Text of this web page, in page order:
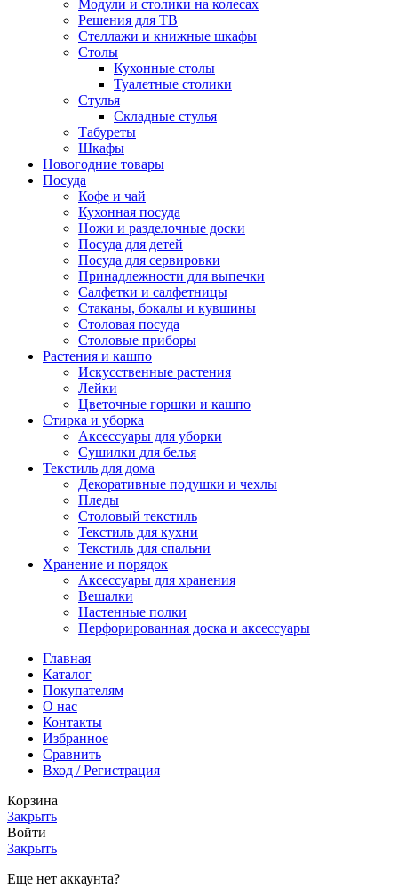
Модули и столики на колесах
Решения для ТВ
Стеллажи и книжные шкафы
Столы
Кухонные столы
Туалетные столики
Стулья
Складные стулья
Табуреты
Шкафы
Новогодние товары
Посуда
Кофе и чай
Кухонная посуда
Ножи и разделочные доски
Посуда для детей
Посуда для сервировки
Принадлежности для выпечки
Салфетки и салфетницы
Стаканы, бокалы и кувшины
Столовая посуда
Столовые приборы
Растения и кашпо
Искусственные растения
Лейки
Цветочные горшки и кашпо
Стирка и уборка
Аксессуары для уборки
Сушилки для белья
Текстиль для дома
Декоративные подушки и чехлы
Пледы
Столовый текстиль
Текстиль для кухни
Текстиль для спальни
Хранение и порядок
Аксессуары для хранения
Вешалки
Настенные полки
Перфорированная доска и аксессуары
Главная
Каталог
Покупателям
О нас
Контакты
Избранное
Сравнить
Вход / Регистрация
Корзина
Закрыть
Войти
Закрыть
Еще нет аккаунта?